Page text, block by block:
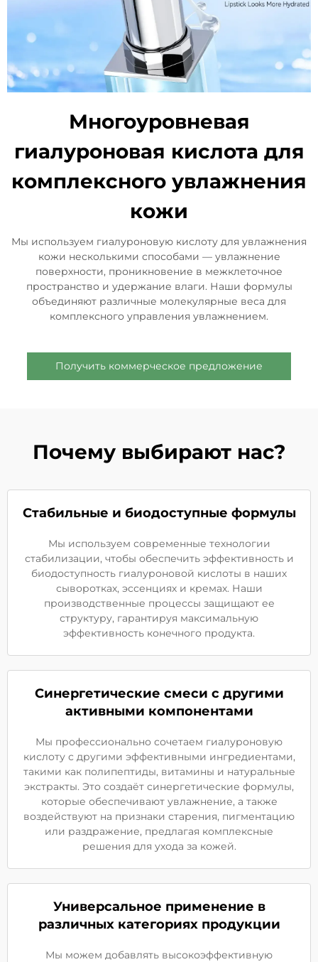
Многоуровневая
гиалуроновая кислота для
комплексного увлажнения
кожи
Мы используем гиалуроновую кислоту для увлажнения
кожи несколькими способами — увлажнение
поверхности, проникновение в межклеточное
пространство и удержание влаги. Наши формулы
объединяют различные молекулярные веса для
комплексного управления увлажнением.
Получить коммерческое предложение
Почему выбирают нас?
Стабильные и биодоступные формулы
Мы используем современные технологии
стабилизации, чтобы обеспечить эффективность и
биодоступность гиалуроновой кислоты в наших
сыворотках, эссенциях и кремах. Наши
производственные процессы защищают ее
структуру, гарантируя максимальную
эффективность конечного продукта.
Синергетические смеси с другими
активными компонентами
Мы профессионально сочетаем гиалуроновую
кислоту с другими эффективными ингредиентами,
такими как полипептиды, витамины и натуральные
экстракты. Это создаёт синергетические формулы,
которые обеспечивают увлажнение, а также
воздействуют на признаки старения, пигментацию
или раздражение, предлагая комплексные
решения для ухода за кожей.
Универсальное применение в
различных категориях продукции
Мы можем добавлять высокоэффективную